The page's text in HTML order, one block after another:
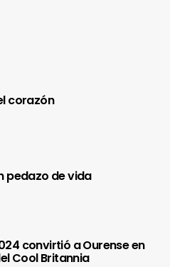
corazón
pedazo de vida
convirtió a Ourense en
Cool Britannia